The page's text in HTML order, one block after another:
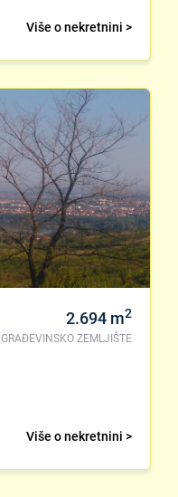
Više o nekretnini >
2.694 m2
GRAĐEVINSKO ZEMLJIŠTE
Više o nekretnini >